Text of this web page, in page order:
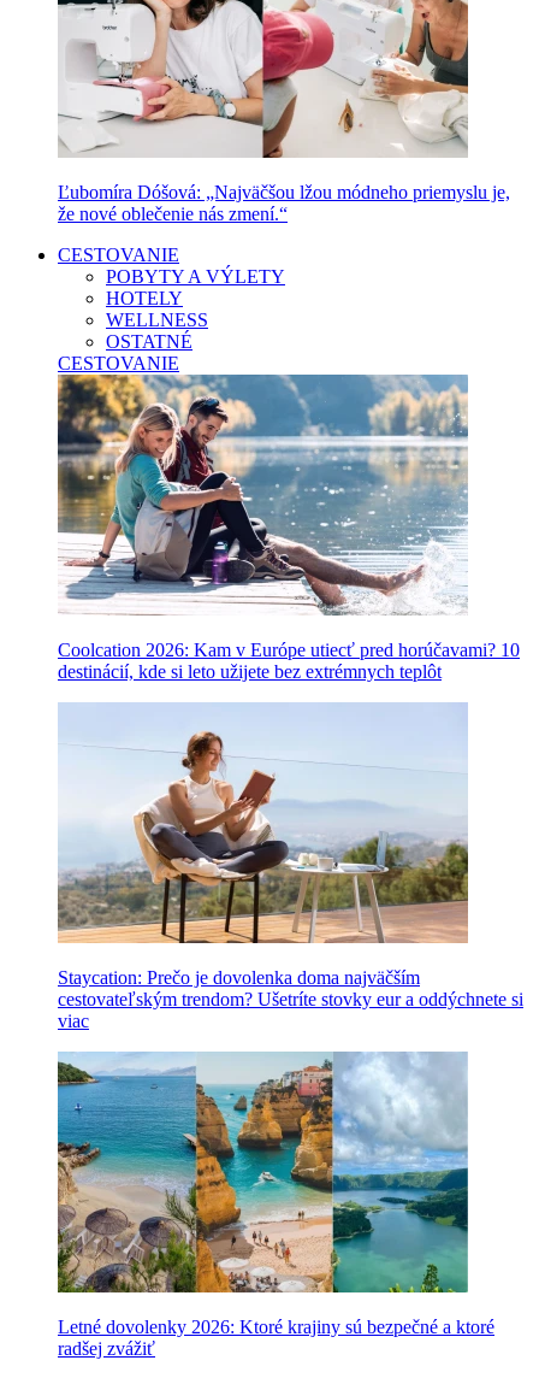
Ľubomíra Dóšová: „Najväčšou lžou módneho priemyslu je,
že nové oblečenie nás zmení.“
CESTOVANIE
POBYTY A VÝLETY
HOTELY
WELLNESS
OSTATNÉ
CESTOVANIE
Coolcation 2026: Kam v Európe utiecť pred horúčavami? 10
destinácií, kde si leto užijete bez extrémnych teplôt
Staycation: Prečo je dovolenka doma najväčším
cestovateľským trendom? Ušetríte stovky eur a oddýchnete si
viac
Letné dovolenky 2026: Ktoré krajiny sú bezpečné a ktoré
radšej zvážiť